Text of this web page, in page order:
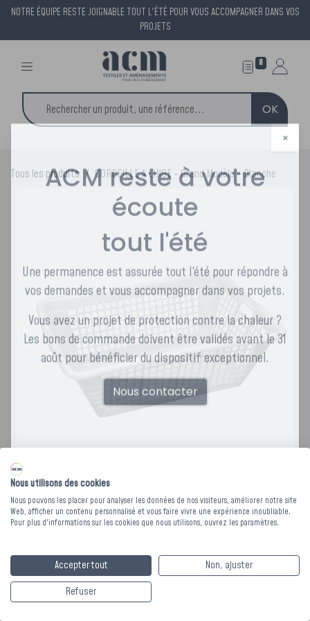
NOTRE ÉQUIPE RESTE JOIGNABLE TOUT L'ÉTÉ POUR VOUS ACCOMPAGNER DANS VOS
PROJETS
0
OK
Tous les produits CORBEILLE A LINGE - Grand Modèle - Blanche
CORBEILLE A LINGE -
Grand Modèle -
Blanche
×
ACM reste à votre
écoute
tout l'été
Une permanence est assurée tout l'été pour répondre à
vos demandes et vous accompagner dans vos projets.
Vous avez un projet de protection contre la chaleur ?
Les bons de commande doivent être validés avant le 31
août pour bénéficier du dispositif exceptionnel.
Nous contacter
Nous utilisons des cookies
Nous pouvons les placer pour analyser les données de nos visiteurs, améliorer notre site
Web, afficher un contenu personnalisé et vous faire vivre une expérience inoubliable.
Pour plus d'informations sur les cookies que nous utilisons, ouvrez les paramètres.
Accepter tout
Non, ajuster
Refuser